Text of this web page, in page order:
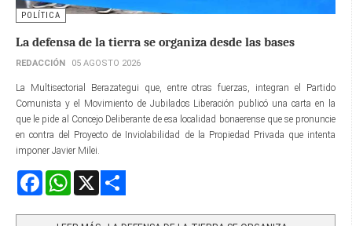
POLÍTICA
La defensa de la tierra se organiza desde las bases
REDACCIÓN 05 AGOSTO 2026
La Multisectorial Berazategui que, entre otras fuerzas, integran el Partido
Comunista y el Movimiento de Jubilados Liberación publicó una carta en la
que le pide al Concejo Deliberante de esa localidad bonaerense que se pronuncie
en contra del Proyecto de Inviolabilidad de la Propiedad Privada que intenta
imponer Javier Milei.
FacebookWhatsApp